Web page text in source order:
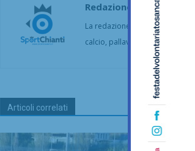
Redazione
La redazione di SportChianti
calcio, pallavolo, basket,
Articoli correlati